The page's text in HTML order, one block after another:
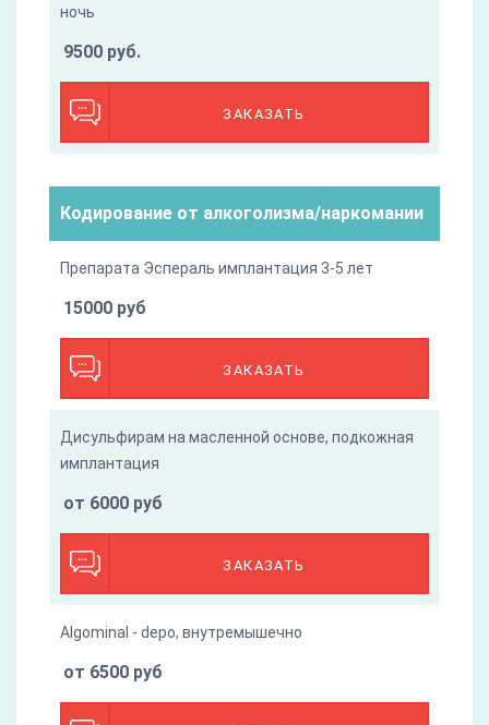
ночь
ЗАКАЗАТЬ
9500 руб.
Кодирование от алкоголизма/наркомании
Препарата Эспераль имплантация 3-5 лет
ЗАКАЗАТЬ
15000 руб
Дисульфирам на масленной основе, подкожная
имплантация
ЗАКАЗАТЬ
от 6000 руб
Algominal - depo, внутремышечно
от 6500 руб